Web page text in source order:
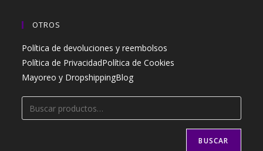
OTROS
Política de devoluciones y reembolsos
Política de PrivacidadPolítica de Cookies
Mayoreo y DropshippingBlog
BUSCAR